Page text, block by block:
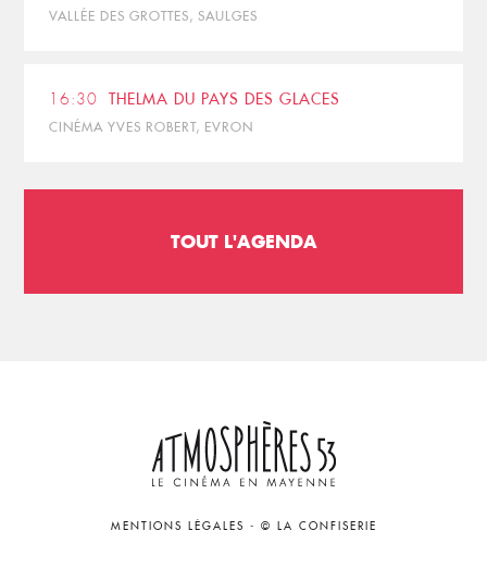
VALLÉE DES GROTTES, SAULGES
16:30 THELMA DU PAYS DES GLACES
CINÉMA YVES ROBERT, EVRON
TOUT L'AGENDA
MENTIONS LÉGALES - © LA CONFISERIE